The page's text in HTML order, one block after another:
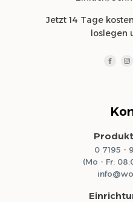
Jetzt 14 Tage
loslegen
0 7195 -
(Mo - Fr: